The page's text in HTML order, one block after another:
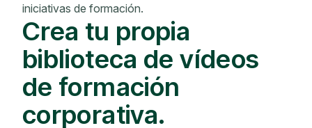
iniciativas de formación.
Crea tu propia
biblioteca de vídeos
de formación
corporativa.